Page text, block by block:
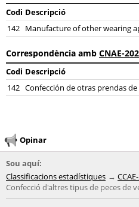
Codi Descripció
142 Manufacture of other wearing
Correspondència amb CNAE-
Codi Descripció
142 Confección de otras prendas
Opinar
Sou aquí:
Classificacions estadístiques
Confecció d'altres tipus de peces de